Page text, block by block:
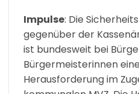
Impulse: Die
gegenüber der
ist bundesweit bei
Bürgermeisterinnen
Herausforderung im